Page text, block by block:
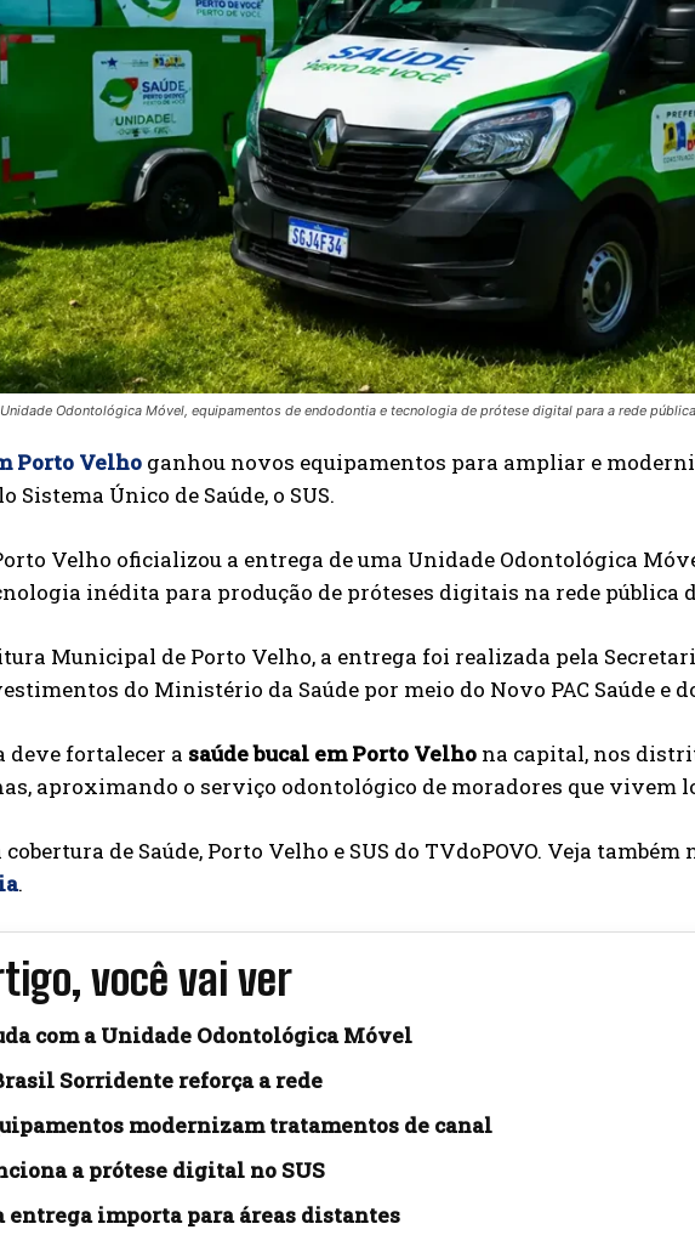
Odontológica Móvel, equipamentos de endodontia e tecnologia de prótese digital para a rede
Porto Velho ganhou novos equipamentos para ampliar e
Sistema Único de Saúde, o SUS.
Velho oficializou a entrega de uma Unidade Odontológica
inédita para produção de próteses digitais na rede pública
Municipal de Porto Velho, a entrega foi realizada pela
do Ministério da Saúde por meio do Novo PAC Saúde e
deve fortalecer a saúde bucal em Porto Velho na capital, nos
aproximando o serviço odontológico de moradores que vivem
de Saúde, Porto Velho e SUS do TVdoPOVO. Veja também
.
você vai ver
com a Unidade Odontológica Móvel
Sorridente reforça a rede
modernizam tratamentos de canal
a prótese digital no SUS
entrega importa para áreas distantes